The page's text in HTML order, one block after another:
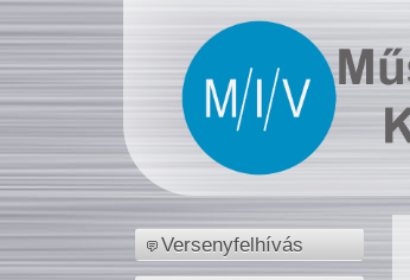
Versenyfelhívás